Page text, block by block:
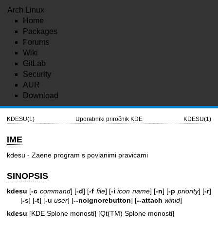
Arch Linux
Home
Packages
Forums
Wiki
GitLab
Security
AUR
Download
KDESU(1) Uporabniki priročnik KDE KDESU(1)
IME
kdesu - Zaene program s povianimi pravicami
SINOPSIS
kdesu [-c command] [-d] [-f file] [-i icon name] [-n] [-p priority] [-r]
[-s] [-t] [-u user] [--noignorebutton] [--attach winid]
kdesu [KDE Splone monosti] [Qt(TM) Splone monosti]